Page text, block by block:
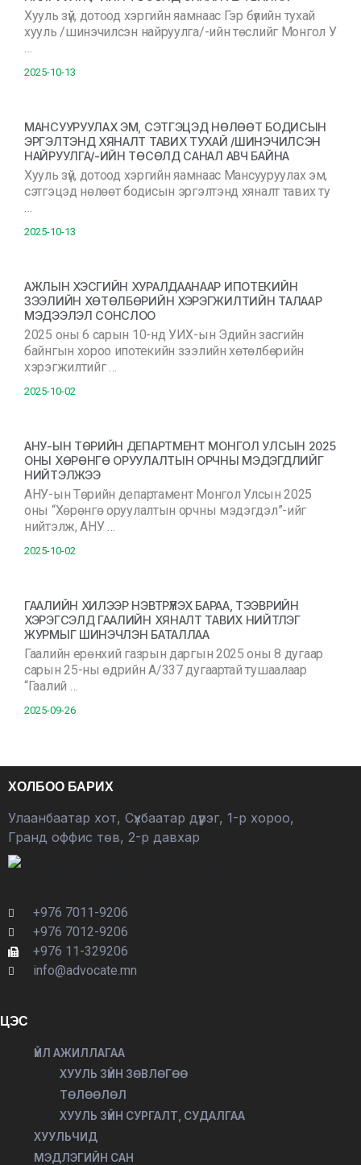
Хууль зүй, дотоод хэргийн яамнаас Гэр бүлийн тухай
хууль /шинэчилсэн найруулга/-ийн төслийг Монгол У
…
2025-10-13
МАНСУУРУУЛАХ ЭМ, СЭТГЭЦЭД НӨЛӨӨТ БОДИСЫН
ЭРГЭЛТЭНД ХЯНАЛТ ТАВИХ ТУХАЙ /ШИНЭЧИЛСЭН
НАЙРУУЛГА/-ИЙН ТӨСӨЛД САНАЛ АВЧ БАЙНА
Хууль зүй, дотоод хэргийн яамнаас Мансууруулах эм,
сэтгэцэд нөлөөт бодисын эргэлтэнд хяналт тавих ту
…
2025-10-13
АЖЛЫН ХЭСГИЙН ХУРАЛДААНААР ИПОТЕКИЙН
ЗЭЭЛИЙН ХӨТӨЛБӨРИЙН ХЭРЭГЖИЛТИЙН ТАЛААР
МЭДЭЭЛЭЛ СОНСЛОО
2025 оны 6 сарын 10-нд УИХ-ын Эдийн засгийн
байнгын хороо ипотекийн зээлийн хөтөлбөрийн
хэрэгжилтийг …
2025-10-02
АНУ-ЫН ТӨРИЙН ДЕПАРТМЕНТ МОНГОЛ УЛСЫН 2025
ОНЫ ХӨРӨНГӨ ОРУУЛАЛТЫН ОРЧНЫ МЭДЭГДЛИЙГ
НИЙТЭЛЖЭЭ
АНУ-ын Төрийн департамент Монгол Улсын 2025
оны “Хөрөнгө оруулалтын орчны мэдэгдэл”-ийг
нийтэлж, АНУ …
2025-10-02
ГААЛИЙН ХИЛЭЭР НЭВТРҮҮЛЭХ БАРАА, ТЭЭВРИЙН
ХЭРЭГСЭЛД ГААЛИЙН ХЯНАЛТ ТАВИХ НИЙТЛЭГ
ЖУРМЫГ ШИНЭЧЛЭН БАТАЛЛАА
Гаалийн ерөнхий газрын даргын 2025 оны 8 дугаар
сарын 25-ны өдрийн А/337 дугаартай тушаалаар
“Гаалий …
2025-09-26
ХОЛБОО БАРИХ
Улаанбаатар хот, Сүхбаатар дүүрэг, 1-р хороо,
Гранд оффис төв, 2-р давхар
+976 7011-9206
+976 7012-9206
+976 11-329206
info@advocate.mn
ЦЭС
ҮЙЛ АЖИЛЛАГАА
ХУУЛЬ ЗҮЙН ЗӨВЛӨГӨӨ
ТӨЛӨӨЛӨЛ
ХУУЛЬ ЗҮЙН СУРГАЛТ, СУДАЛГАА
ХУУЛЬЧИД
МЭДЛЭГИЙН САН